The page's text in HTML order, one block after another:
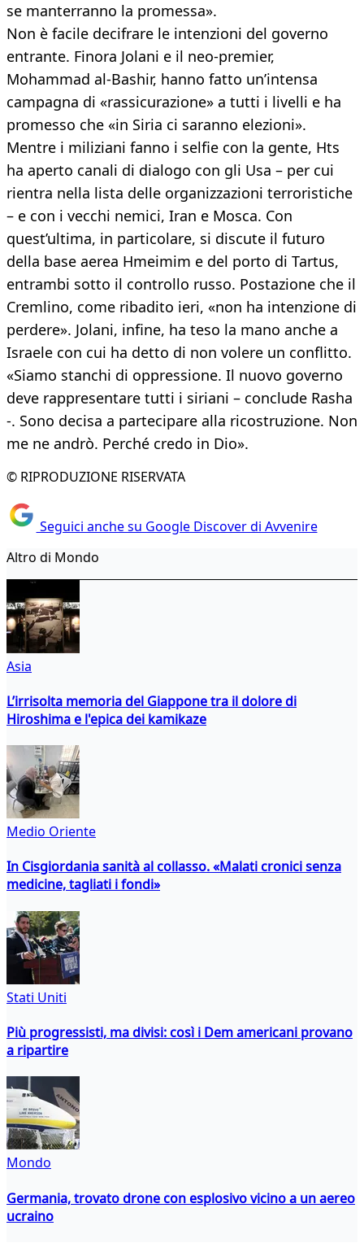
se manterranno la promessa».
Non è facile decifrare le intenzioni del governo
entrante. Finora Jolani e il neo-premier,
Mohammad al-Bashir, hanno fatto un’intensa
campagna di «rassicurazione» a tutti i livelli e ha
promesso che «in Siria ci saranno elezioni».
Mentre i miliziani fanno i selfie con la gente, Hts
ha aperto canali di dialogo con gli Usa – per cui
rientra nella lista delle organizzazioni terroristiche
– e con i vecchi nemici, Iran e Mosca. Con
quest’ultima, in particolare, si discute il futuro
della base aerea Hmeimim e del porto di Tartus,
entrambi sotto il controllo russo. Postazione che il
Cremlino, come ribadito ieri, «non ha intenzione di
perdere». Jolani, infine, ha teso la mano anche a
Israele con cui ha detto di non volere un conflitto.
«Siamo stanchi di oppressione. Il nuovo governo
deve rappresentare tutti i siriani – conclude Rasha
-. Sono decisa a partecipare alla ricostruzione. Non
me ne andrò. Perché credo in Dio».
© RIPRODUZIONE RISERVATA
Seguici anche su Google Discover di Avvenire
Altro di Mondo
Asia
L’irrisolta memoria del Giappone tra il dolore di
Hiroshima e l'epica dei kamikaze
Medio Oriente
In Cisgiordania sanità al collasso. «Malati cronici senza
medicine, tagliati i fondi»
Stati Uniti
Più progressisti, ma divisi: così i Dem americani provano
a ripartire
Mondo
Germania, trovato drone con esplosivo vicino a un aereo
ucraino